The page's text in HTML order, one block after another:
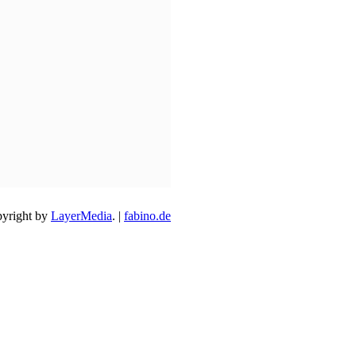
by LayerMedia. | fabino.de